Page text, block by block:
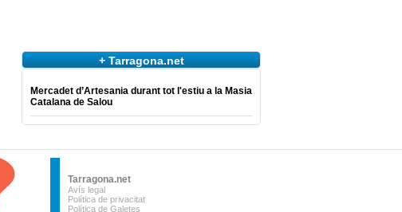
+ Tarragona.net
Mercadet d’Artesania durant tot l'estiu a la Masia
Catalana de Salou
Tarragona.net
Avís legal
Política de privacitat
Política de Galetes